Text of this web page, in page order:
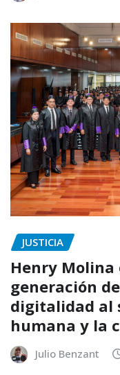
JUSTICIA
Henry
generación
digitalidad al
humana y la
Julio Benzant